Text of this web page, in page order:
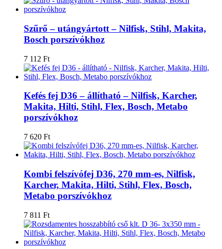
Szűrő – utángyártott – Nilfisk, Stihl, Makita,
Bosch porszívókhoz
7 112 Ft
Kefés fej D36 – állítható – Nilfisk, Karcher,
Makita, Hilti, Stihl, Flex, Bosch, Metabo
porszívókhoz
7 620 Ft
Kombi felszívófej D36, 270 mm-es, Nilfisk,
Karcher, Makita, Hilti, Stihl, Flex, Bosch,
Metabo porszívókhoz
7 811 Ft